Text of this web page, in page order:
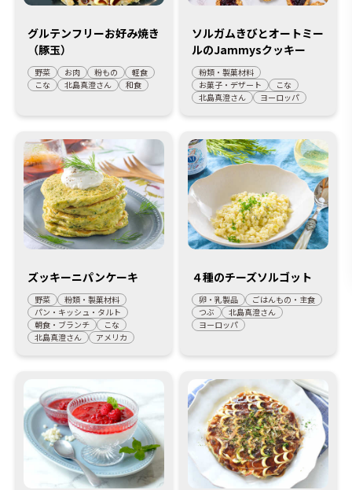
グルテンフリーお好み焼き
（豚玉）
野菜 お肉 粉もの
軽食
こな
北島真澄さん 和食
ソルガムきびとオートミー
ルのJammysクッキー
粉類・製菓材料
お菓子・デザート
こな
北島真澄さん
ヨーロッパ
ズッキーニパンケーキ
野菜
粉類・製菓材料
パン・キッシュ・タルト
朝食・ブランチ
こな
北島真澄さん
アメリカ
４種のチーズソルゴット
卵・乳製品
ごはんもの・主食
つぶ
北島真澄さん
ヨーロッパ